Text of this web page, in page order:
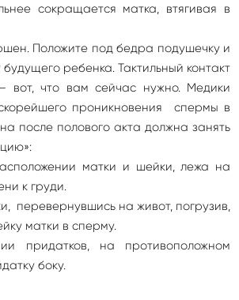
сокращается матка, втягивая в
Положите под бедра подушечку и
ребенка. Тактильный контакт
вот, что вам сейчас нужно. Медики
проникновения спермы в
после полового акта должна занять
матки и шейки, лежа на
к груди.
перевернувшись на живот, погрузив,
матки в сперму.
придатков, на противоположном
боку.